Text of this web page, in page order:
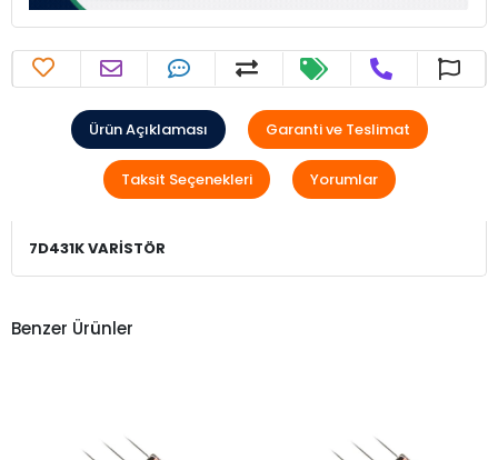
Ürün Açıklaması Garanti ve Teslimat
Taksit Seçenekleri Yorumlar
7D431K VARİSTÖR
Benzer Ürünler